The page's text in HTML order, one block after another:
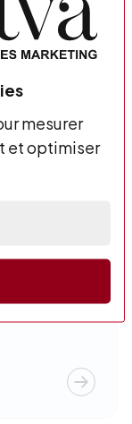
mesurer
et optimiser